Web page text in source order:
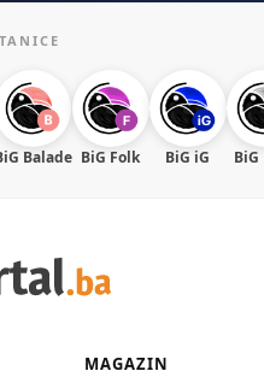
Balade BiG Folk BiG iG BiG
MAGAZIN